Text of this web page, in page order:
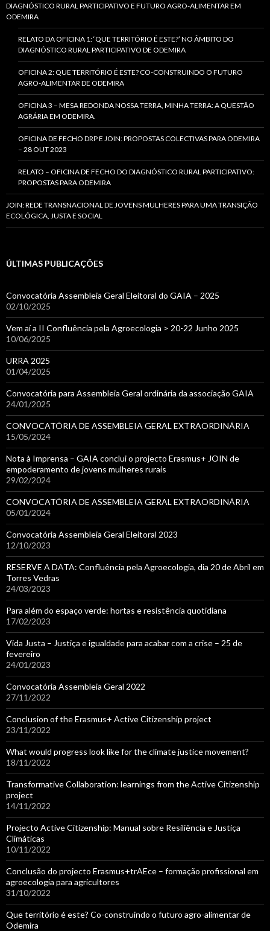
DIAGNÓSTICO RURAL PARTICIPATIVO E FUTURO AGRO-ALIMENTAR EM
ODEMIRA
RELATO DA OFICINA 1: ‘QUE TERRITÓRIO É ESTE?’ NO ÂMBITO DO
DIAGNÓSTICO RURAL PARTICIPATIVO DE ODEMIRA
OFICINA 2: QUE TERRITÓRIO É ESTE? CO-CONSTRUINDO O FUTURO
AGRO-ALIMENTAR DE ODEMIRA
OFICINA 3 – MESA REDONDA NOSSA TERRA, MINHA TERRA: A QUESTÃO
AGRÁRIA EM ODEMIRA.
OFICINA DE FECHO DRP E JOIN: PROPOSTAS COLECTIVAS PARA ODEMIRA
– 28 OUT 2023
RELATO – OFICINA DE FECHO DO DIAGNÓSTICO RURAL PARTICIPATIVO:
PROPOSTAS PARA ODEMIRA
JOIN: REDE TRANSNACIONAL DE JOVENS MULHERES PARA UMA TRANSIÇÃO
ECOLÓGICA, JUSTA E SOCIAL
ÚLTIMAS PUBLICAÇÕES
Convocatória Assembleia Geral Eleitoral do GAIA – 2025
02/10/2025
Vem aí a II Confluência pela Agroecologia > 20-22 Junho 2025
10/06/2025
URRA 2025
01/04/2025
Convocatória para Assembleia Geral ordinária da associação GAIA
24/01/2025
CONVOCATÓRIA DE ASSEMBLEIA GERAL EXTRAORDINÁRIA
15/05/2024
Nota à Imprensa – GAIA conclui o projecto Erasmus+ JOIN de
empoderamento de jovens mulheres rurais
29/02/2024
CONVOCATÓRIA DE ASSEMBLEIA GERAL EXTRAORDINÁRIA
05/01/2024
Convocatória Assembleia Geral Eleitoral 2023
12/10/2023
RESERVE A DATA: Confluência pela Agroecologia, dia 20 de Abril em
Torres Vedras
24/03/2023
Para além do espaço verde: hortas e resistência quotidiana
17/02/2023
Vida Justa – Justiça e igualdade para acabar com a crise – 25 de
fevereiro
24/01/2023
Convocatória Assembleia Geral 2022
27/11/2022
Conclusion of the Erasmus+ Active Citizenship project
23/11/2022
What would progress look like for the climate justice movement?
18/11/2022
Transformative Collaboration: learnings from the Active Citizenship
project
14/11/2022
Projecto Active Citizenship: Manual sobre Resiliência e Justiça
Climáticas
10/11/2022
Conclusão do projecto Erasmus+trAEce – formação profissional em
agroecologia para agricultores
31/10/2022
Que território é este? Co-construindo o futuro agro-alimentar de
Odemira